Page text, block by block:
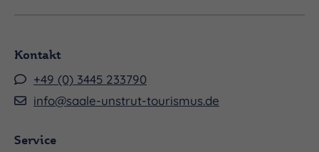
Kontakt
+49 (0) 3445 233790
info@saale-unstrut-tourismus.de
Service